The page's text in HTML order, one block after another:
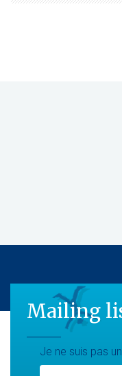
Mailing
Je ne suis pas